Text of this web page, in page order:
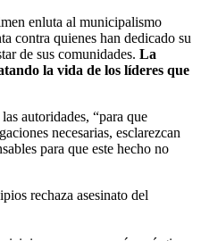
enluta al municipalismo
contra quienes han dedicado su
de sus comunidades. La
la vida de los líderes que
autoridades, “para que
necesarias, esclarezcan
para que este hecho no
rechaza asesinato del